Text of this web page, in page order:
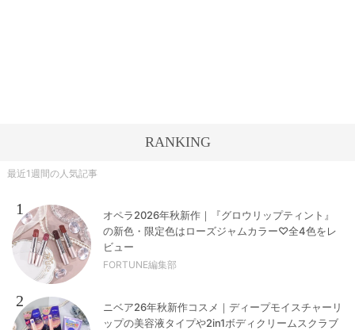
RANKING
最近1週間の人気記事
1
オペラ2026年秋新作｜『グロウリップティント』
の新色・限定色はローズジャムカラー♡全4色をレ
ビュー
FORTUNE編集部
2
ニベア26年秋新作コスメ｜ディープモイスチャーリ
ップの美容液タイプや2in1ボディクリームスクラブ